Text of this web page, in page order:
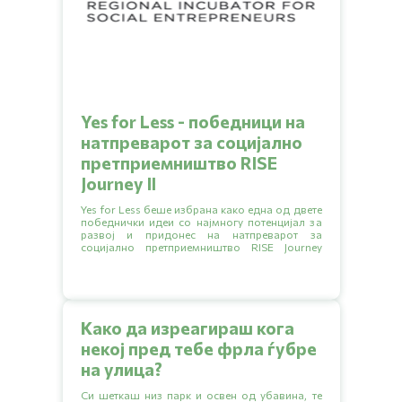
Yes for Less - победници на
натпреварот за социјално
претприемништво RISE
Journey II
Yes for Less беше избрана како една од двете
победнички идеи со најмногу потенцијал за
развој и придонес на натпреварот за
социјално претприемништво RISE Journey
Како да изреагираш кога
некој пред тебе фрла ѓубре
на улица?
Си шеткаш низ парк и освен од убавина, те